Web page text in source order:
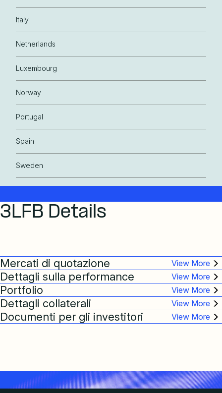
Italy
Netherlands
Luxembourg
Norway
Portugal
Spain
Sweden
3LFB Details
Mercati di quotazione
Dettagli sulla performance
Portfolio
Dettagli collaterali
Documenti per gli investitori